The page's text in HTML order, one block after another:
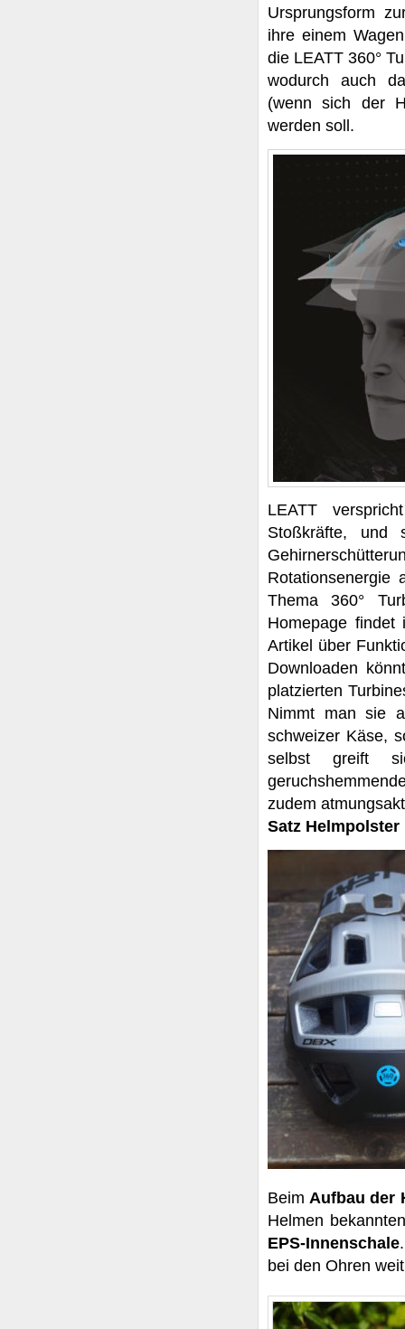
Ursprungsform
ihre einem
die LEATT 360°
wodurch auch
(wenn sich der
werden soll.
LEATT
Stoßkräfte, und
Thema 360°
Homepage findet
Artikel über
Downloaden
platzierten
Nimmt man sie
schweizer Käse,
selbst greift
zudem
Satz Helmpolster
BeimAufbau der
Helmen
EPS-Innenschale
bei den Ohren